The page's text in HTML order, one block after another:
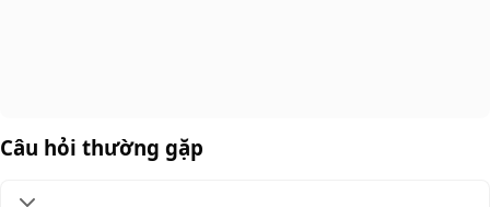
Câu hỏi thường gặp